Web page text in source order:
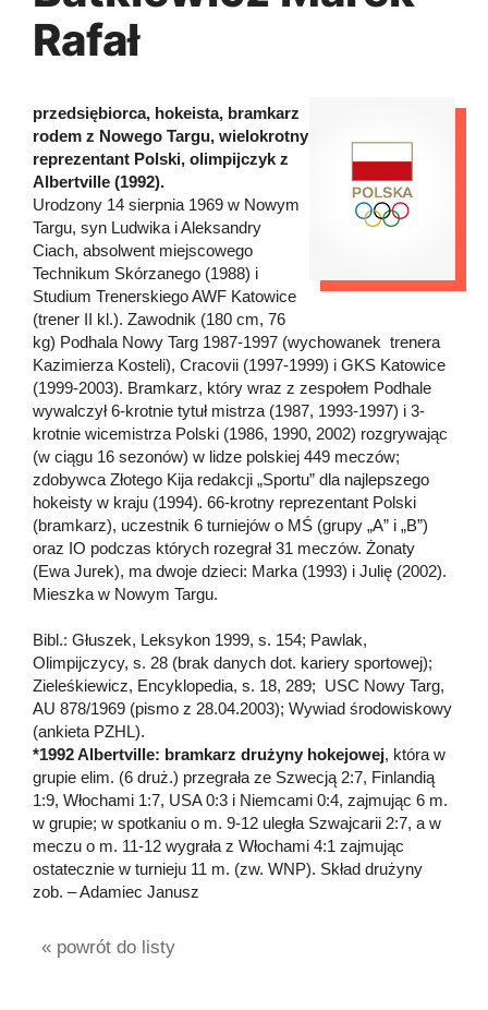
Rafał
przedsiębiorca, hokeista, bramkarz
rodem z Nowego Targu, wielokrotny
reprezentant Polski, olimpijczyk z
Albertville (1992).
Urodzony 14 sierpnia 1969 w Nowym
Targu, syn Ludwika i Aleksandry
Ciach, absolwent miejscowego
Technikum Skórzanego (1988) i
Studium Trenerskiego AWF Katowice
(trener II kl.). Zawodnik (180 cm, 76
kg) Podhala Nowy Targ 1987-1997 (wychowanek trenera
Kazimierza Kosteli), Cracovii (1997-1999) i GKS Katowice
(1999-2003). Bramkarz, który wraz z zespołem Podhale
wywalczył 6-krotnie tytuł mistrza (1987, 1993-1997) i 3-
krotnie wicemistrza Polski (1986, 1990, 2002) rozgrywając
(w ciągu 16 sezonów) w lidze polskiej 449 meczów;
zdobywca Złotego Kija redakcji „Sportu” dla najlepszego
hokeisty w kraju (1994). 66-krotny reprezentant Polski
(bramkarz), uczestnik 6 turniejów o MŚ (grupy „A” i „B”)
oraz IO podczas których rozegrał 31 meczów. Żonaty
(Ewa Jurek), ma dwoje dzieci: Marka (1993) i Julię (2002).
Mieszka w Nowym Targu.
Bibl.: Głuszek, Leksykon 1999, s. 154; Pawlak,
Olimpijczycy, s. 28 (brak danych dot. kariery sportowej);
Zieleśkiewicz, Encyklopedia, s. 18, 289; USC Nowy Targ,
AU 878/1969 (pismo z 28.04.2003); Wywiad środowiskowy
(ankieta PZHL).
*1992 Albertville: bramkarz drużyny hokejowej, która w
grupie elim. (6 druż.) przegrała ze Szwecją 2:7, Finlandią
1:9, Włochami 1:7, USA 0:3 i Niemcami 0:4, zajmując 6 m.
w grupie; w spotkaniu o m. 9-12 uległa Szwajcarii 2:7, a w
meczu o m. 11-12 wygrała z Włochami 4:1 zajmując
ostatecznie w turnieju 11 m. (zw. WNP). Skład drużyny
zob. – Adamiec Janusz
« powrót do listy